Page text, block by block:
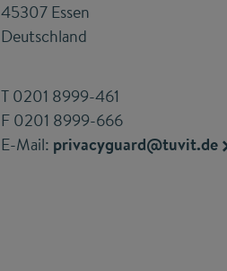
45307 Essen
Deutschland
T 0201 8999-461
F 0201 8999-666
E-Mail: privacyguard@tuvit.de